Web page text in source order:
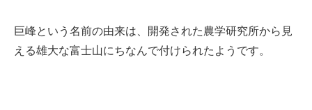
巨峰という名前の由来は、開発された農学研究所から見
える雄大な富士山にちなんで付けられたようです。